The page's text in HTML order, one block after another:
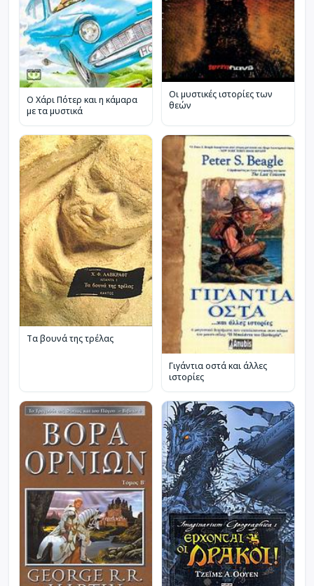
Ο Χάρι Πότερ και η κάμαρα
με τα μυστικά
Οι μυστικές ιστορίες των
θεών
Τα βουνά της τρέλας
Γιγάντια οστά και άλλες
ιστορίες